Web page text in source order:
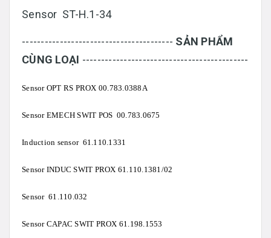
Sensor ST-H.1-34
---------------------------------------- SẢN PHẨM
CÙNG LOẠI --------------------------------------------
Sensor OPT RS PROX 00.783.0388A
Sensor EMECH SWIT POS 00.783.0675
Induction sensor 61.110.1331
Sensor INDUC SWIT PROX 61.110.1381/02
Sensor 61.110.032
Sensor CAPAC SWIT PROX 61.198.1553